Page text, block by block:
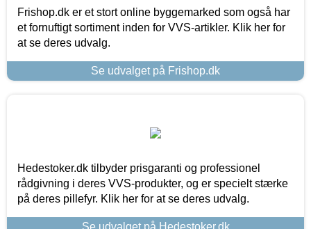
Frishop.dk er et stort online byggemarked som også har
et fornuftigt sortiment inden for VVS-artikler. Klik her for
at se deres udvalg.
Se udvalget på Frishop.dk
Hedestoker.dk tilbyder prisgaranti og professionel
rådgivning i deres VVS-produkter, og er specielt stærke
på deres pillefyr. Klik her for at se deres udvalg.
Se udvalget på Hedestoker.dk